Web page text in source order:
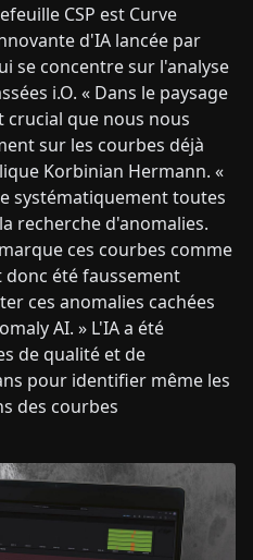
CSP est Curve
d'IA lancée par
se concentre sur l'analyse
i.O. « Dans le paysage
que nous nous
sur les courbes déjà
Korbinian Hermann. «
systématiquement toutes
recherche d'anomalies.
ces courbes comme
été faussement
ces anomalies cachées
AI. » L'IA a été
de qualité et de
pour identifier même les
des courbes